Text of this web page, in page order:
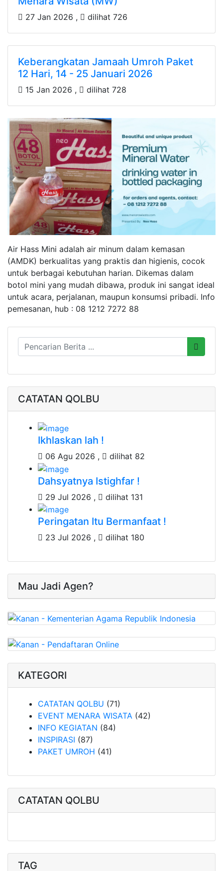
27 Jan 2026 , dilihat 726
Keberangkatan Jamaah Umroh Paket
12 Hari, 14 - 25 Januari 2026
15 Jan 2026 , dilihat 728
Air Hass Mini adalah air minum dalam kemasan
(AMDK) berkualitas yang praktis dan higienis, cocok
untuk berbagai kebutuhan harian. Dikemas dalam
botol mini yang mudah dibawa, produk ini sangat ideal
untuk acara, perjalanan, maupun konsumsi pribadi. Info
pemesanan, hub : 08 1212 7272 88
CATATAN QOLBU
Ikhlaskan lah !
06 Agu 2026 , dilihat 82
Dahsyatnya Istighfar !
29 Jul 2026 , dilihat 131
Peringatan Itu Bermanfaat !
23 Jul 2026 , dilihat 180
Mau Jadi Agen?
KATEGORI
CATATAN QOLBU (71)
EVENT MENARA WISATA (42)
INFO KEGIATAN (84)
INSPIRASI (87)
PAKET UMROH (41)
CATATAN QOLBU
TAG